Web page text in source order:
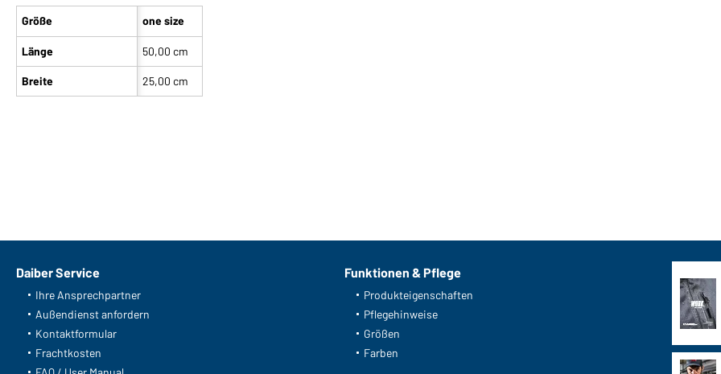
Größe
Länge
Breite
one size
50,00 cm
25,00 cm
Art-Nr.: MB040 Art-Nr.: MB074